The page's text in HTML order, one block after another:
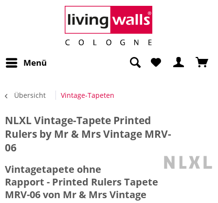
Menü
Übersicht Vintage-Tapeten
NLXL Vintage-Tapete Printed
Rulers by Mr & Mrs Vintage MRV-
06
Vintagetapete ohne
Rapport - Printed Rulers Tapete
MRV-06 von Mr & Mrs Vintage